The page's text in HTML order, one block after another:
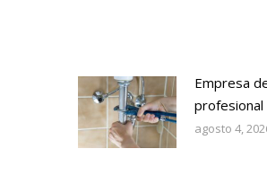
Empresa
profesional
agosto 4,